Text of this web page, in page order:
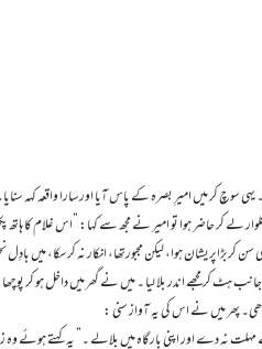
سوچ کر میں امیرِ بصرہ کے پاس آیا اور سارا واقعہ کہہ
لے کر حاضر ہوا تو امیر نے مجھ سے کہا: ”اس غلام کا
ہوا، لیکن مجبورتھا، انکار نہ کر سکا، میں
ہٹ کر مجھے اندر بلا لیا ۔ میں نے گھر میں داخل ہو کر
پھر میں نے اس کی یہ آواز سنی :
نہ دے اور اپنی بارگاہ میں بلالے ۔” یہ کہتے ہوئے وہ